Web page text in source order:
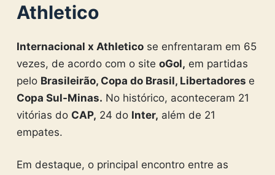
Athletico
Internacional x Athleticose enfrentaram em 65
vezes, de acordo com o site oGol, em partidas
pelo Brasileirão, Copa do Brasil, Libertadores e
Copa Sul-Minas. No histórico, aconteceram 21
vitórias do CAP, 24 do Inter, além de 21
empates.
Em destaque, o principal encontro entre as